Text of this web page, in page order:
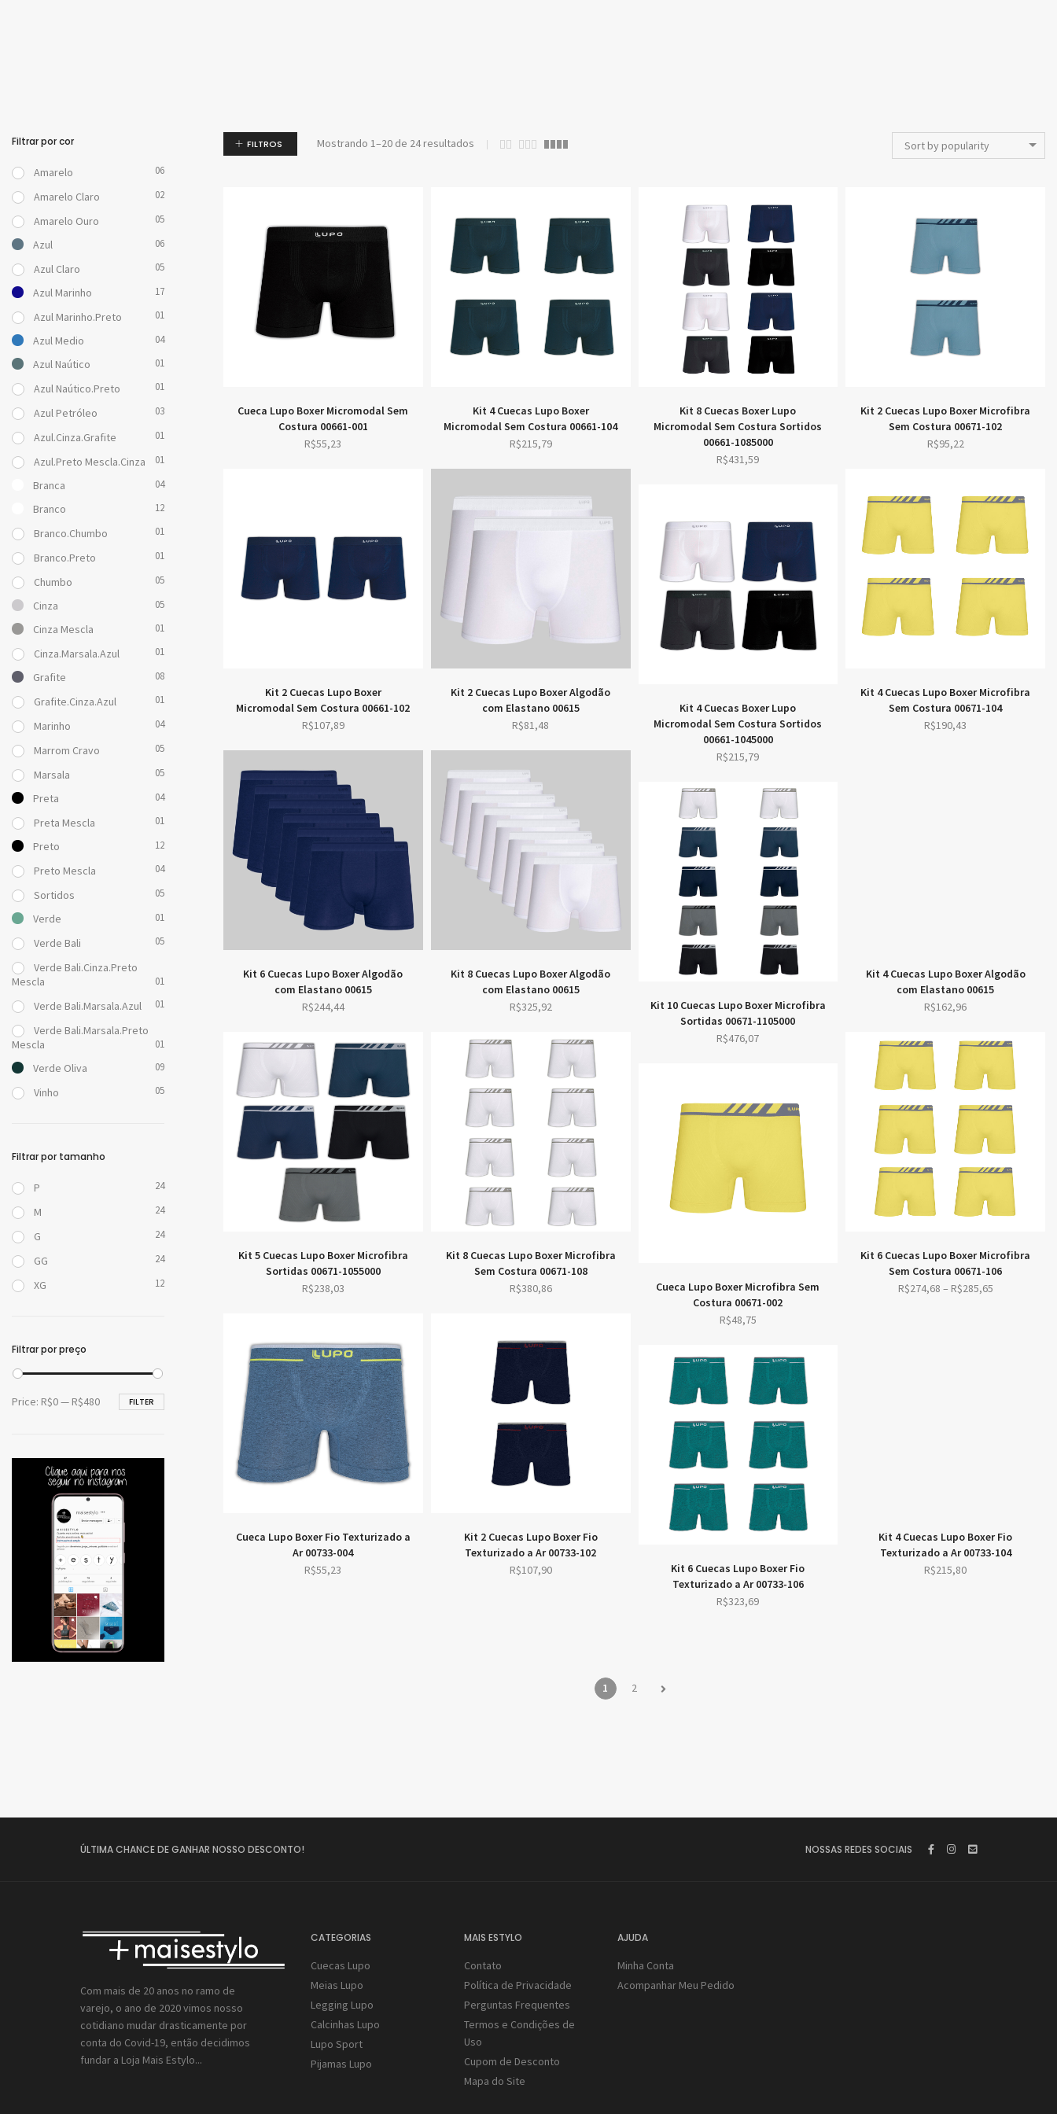
Mostrando 1–20 de 24 resultados Sort by popularity
FILTROS
Cueca Lupo Boxer Micromodal Sem
Costura 00661-001
R$55,23
Kit 4 Cuecas Lupo Boxer
Micromodal Sem Costura 00661-104
R$215,79
Kit 8 Cuecas Boxer Lupo
Micromodal Sem Costura Sortidos
00661-1085000
R$431,59
Kit 2 Cuecas Lupo Boxer Microfibra
Sem Costura 00671-102
R$95,22
Kit 2 Cuecas Lupo Boxer
Micromodal Sem Costura 00661-102
R$107,89
Kit 2 Cuecas Lupo Boxer Algodão
com Elastano 00615
R$81,48
Kit 4 Cuecas Lupo Boxer Microfibra
Sem Costura 00671-104
R$190,43
Kit 4 Cuecas Boxer Lupo
Micromodal Sem Costura Sortidos
00661-1045000
R$215,79
Kit 6 Cuecas Lupo Boxer Algodão
com Elastano 00615
R$244,44
Kit 8 Cuecas Lupo Boxer Algodão
com Elastano 00615
R$325,92
Kit 4 Cuecas Lupo Boxer Algodão
com Elastano 00615
R$162,96
Kit 10 Cuecas Lupo Boxer Microfibra
Sortidas 00671-1105000
R$476,07
Kit 5 Cuecas Lupo Boxer Microfibra
Sortidas 00671-1055000
R$238,03
Kit 8 Cuecas Lupo Boxer Microfibra
Sem Costura 00671-108
R$380,86
Kit 6 Cuecas Lupo Boxer Microfibra
Sem Costura 00671-106
R$274,68 – R$285,65
Cueca Lupo Boxer Microfibra Sem
Costura 00671-002
R$48,75
Cueca Lupo Boxer Fio Texturizado a
Ar 00733-004
R$55,23
Kit 2 Cuecas Lupo Boxer Fio
Texturizado a Ar 00733-102
R$107,90
Kit 4 Cuecas Lupo Boxer Fio
Texturizado a Ar 00733-104
R$215,80
Kit 6 Cuecas Lupo Boxer Fio
Texturizado a Ar 00733-106
R$323,69
1 2
Filtrar por cor
Amarelo 06
Amarelo Claro 02
Amarelo Ouro 05
Azul 06
Azul Claro 05
Azul Marinho 17
Azul Marinho.Preto 01
Azul Medio 04
Azul Naútico 01
Azul Naútico.Preto 01
Azul Petróleo 03
Azul.Cinza.Grafite 01
Azul.Preto Mescla.Cinza 01
Branca 04
Branco 12
Branco.Chumbo 01
Branco.Preto 01
Chumbo 05
Cinza 05
Cinza Mescla 01
Cinza.Marsala.Azul 01
Grafite 08
Grafite.Cinza.Azul 01
Marinho 04
Marrom Cravo 05
Marsala 05
Preta 04
Preta Mescla 01
Preto 12
Preto Mescla 04
Sortidos 05
Verde 01
Verde Bali 05
Verde Bali.Cinza.Preto
Mescla
01
Verde Bali.Marsala.Azul 01
Verde Bali.Marsala.Preto
Mescla
01
Verde Oliva 09
Vinho 05
Filtrar por tamanho
P 24
M 24
G 24
GG 24
XG 12
Filtrar por preço
Min
Max
FILTER
Price: R$0— R$480
ÚLTIMA CHANCE DE GANHAR NOSSO DESCONTO! NOSSAS REDES SOCIAIS
Com mais de 20 anos no ramo de
varejo, o ano de 2020 vimos nosso
cotidiano mudar drasticamente por
conta do Covid-19, então decidimos
fundar a Loja Mais Estylo...
CATEGORIAS
Cuecas Lupo
Meias Lupo
Legging Lupo
Calcinhas Lupo
Lupo Sport
Pijamas Lupo
MAIS ESTYLO
Contato
Política de Privacidade
Perguntas Frequentes
Termos e Condições de
Uso
Cupom de Desconto
Mapa do Site
AJUDA
Minha Conta
Acompanhar Meu Pedido